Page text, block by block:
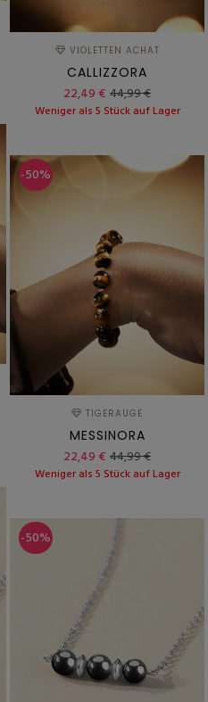
VIOLETTEN ACHAT
CALLIZZORA
22,49 € 44,99 €
Weniger als 5 Stück auf Lager
-50%
TIGERAUGE
MESSINORA
22,49 € 44,99 €
Weniger als 5 Stück auf Lager
-50%